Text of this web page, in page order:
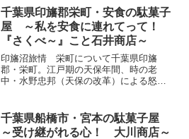
た事は、遥か昔のMEMORYなり。陸軍の
飛行場や軍需産業が...
千葉県印旛郡栄町・安食の駄菓子
屋 ～私を安食に連れてって！
『さくべ～』こと石井商店～
印旛沼旅情 栄町について千葉県印旛
郡・栄町。江戸期の天保年間、時の老
中・水野忠邦（天保の改革）による怒涛
茨城県境を蜩の声に包まれ悠々と流れる
利根川沿いの北部など水運に恵...
千葉県船橋市・宮本の駄菓子屋
～受け継がれる心！ 大川商店～